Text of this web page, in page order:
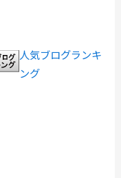
人気ブログランキ
ング